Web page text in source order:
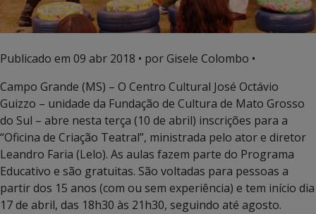
Publicado em 09 abr 2018 • por Gisele Colombo •
Campo Grande (MS) – O Centro Cultural José Octávio
Guizzo – unidade da Fundação de Cultura de Mato Grosso
do Sul – abre nesta terça (10 de abril) inscrições para a
“Oficina de Criação Teatral”, ministrada pelo ator e diretor
Leandro Faria (Lelo). As aulas fazem parte do Programa
Educativo e são gratuitas. São voltadas para pessoas a
partir dos 15 anos (com ou sem experiência) e tem início dia
17 de abril, das 18h30 às 21h30, seguindo até agosto.